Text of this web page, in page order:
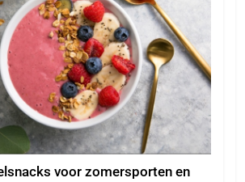
voor zomersporten en